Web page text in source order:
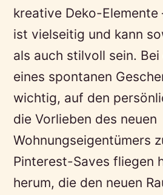
kreative Deko-
ist vielseitig und kann
als auch stilvoll sein.
eines spontanen
wichtig, auf den
die Vorlieben des neuen
Wohnungseigentümers
Pinterest-Saves fliegen
herum, die den neuen